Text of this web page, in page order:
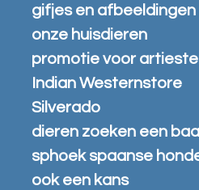
gifjes en afbeeldingen
onze huisdieren
promotie voor
Indian Westernstore
Silverado
dieren zoeken een
sphoek spaanse
ook een kans